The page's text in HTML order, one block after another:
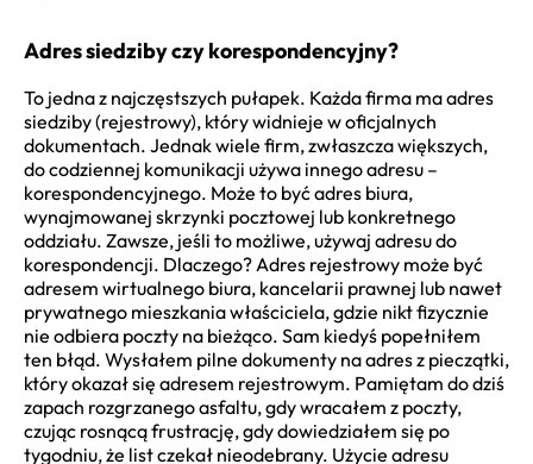
Adres siedziby czy korespondencyjny?
To jedna z najczęstszych pułapek. Każda firma ma adres
siedziby (rejestrowy), który widnieje w oficjalnych
dokumentach. Jednak wiele firm, zwłaszcza większych,
do codziennej komunikacji używa innego adresu –
korespondencyjnego. Może to być adres biura,
wynajmowanej skrzynki pocztowej lub konkretnego
oddziału. Zawsze, jeśli to możliwe, używaj adresu do
korespondencji. Dlaczego? Adres rejestrowy może być
adresem wirtualnego biura, kancelarii prawnej lub nawet
prywatnego mieszkania właściciela, gdzie nikt fizycznie
nie odbiera poczty na bieżąco. Sam kiedyś popełniłem
ten błąd. Wysłałem pilne dokumenty na adres z pieczątki,
który okazał się adresem rejestrowym. Pamiętam do dziś
zapach rozgrzanego asfaltu, gdy wracałem z poczty,
czując rosnącą frustrację, gdy dowiedziałem się po
tygodniu, że list czekał nieodebrany. Użycie adresu